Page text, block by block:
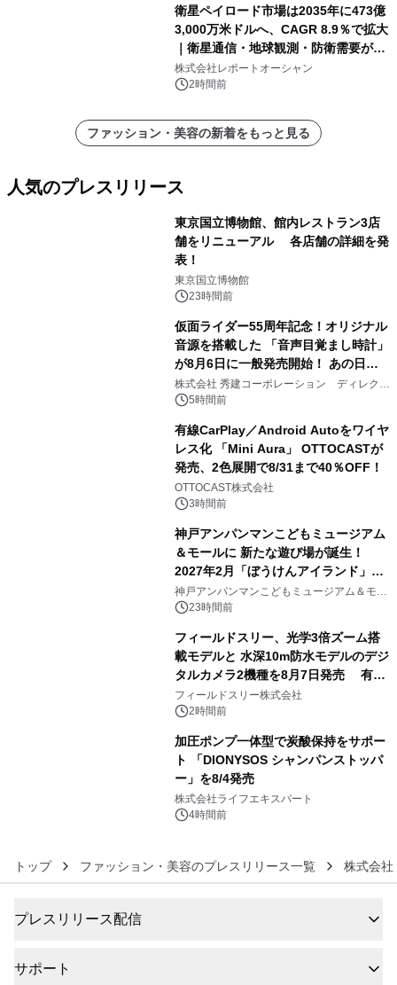
衛星ペイロード市場は2035年に473億
3,000万米ドルへ、CAGR 8.9％で拡大
｜衛星通信・地球観測・防衛需要が牽
引する次世代宇宙産業の成長戦略
株式会社レポートオーシャン
2時間前
ファッション・美容の新着をもっと見る
人気のプレスリリース
東京国立博物館、館内レストラン3店
舗をリニューアル 各店舗の詳細を発
表！
東京国立博物館
23時間前
仮面ライダー55周年記念！オリジナル
音源を搭載した 「音声目覚まし時計」
が8月6日に一般発売開始！ あの日の
大興奮が今甦る
株式会社 秀建コーポレーション ディレクト
アートギャラリー
5時間前
有線CarPlay／Android Autoをワイヤ
レス化 「Mini Aura」 OTTOCASTが
発売、2色展開で8/31まで40％OFF！
OTTOCAST株式会社
3時間前
神戸アンパンマンこどもミュージアム
＆モールに 新たな遊び場が誕生！
2027年2月「ぼうけんアイランド」が
オープン
神戸アンパンマンこどもミュージアム＆モー
ル 23時間前
フィールドスリー、光学3倍ズーム搭
載モデルと 水深10m防水モデルのデジ
タルカメラ2機種を8月7日発売 有効
約1300万画素、用途別に選べるコンデ
ジ新登場
フィールドスリー株式会社
2時間前
加圧ポンプ一体型で炭酸保持をサポー
ト 「DIONYSOS シャンパンストッパ
ー」を8/4発売
株式会社ライフエキスパート
4時間前
トップ ファッション・美容のプレスリリース一覧 株式会
プレスリリース配信
サポート